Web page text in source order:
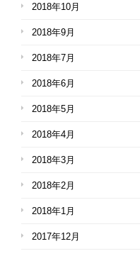
2018年10月
2018年9月
2018年7月
2018年6月
2018年5月
2018年4月
2018年3月
2018年2月
2018年1月
2017年12月